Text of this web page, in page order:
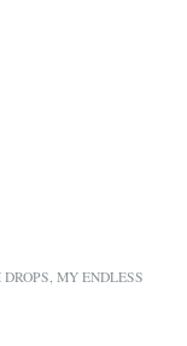
, MY ENDLESS